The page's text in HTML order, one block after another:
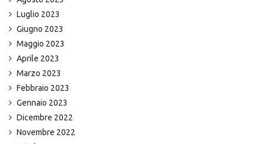
Luglio 2023
Giugno 2023
Maggio 2023
Aprile 2023
Marzo 2023
Febbraio 2023
Gennaio 2023
Dicembre 2022
Novembre 2022